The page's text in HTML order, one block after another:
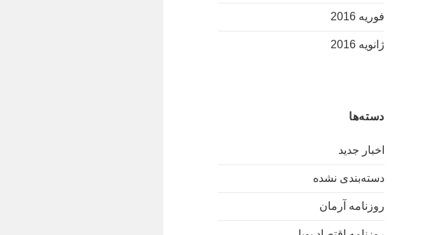
فوریه 2016
ژانویه 2016
دسته‌ها
اخبار جدید
دسته‌بندی نشده
روزنامه آرمان